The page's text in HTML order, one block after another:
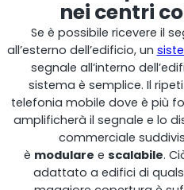
Amplificazione del
nei centri
Se è possibile ricevere il
all’esterno dell’edificio, un
segnale all’interno
sistema è semplice. Il
telefonia mobile dove è più
amplificherà il segnale e lo
commerciale
è modulare e scalabile.
adattato a edifici di